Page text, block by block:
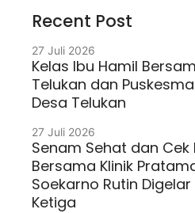
Recent Post
27 Juli 2026
Kelas Ibu Hamil
Telukan dan
Desa Telukan
27 Juli 2026
Senam Sehat dan
Bersama Klinik
Soekarno Rutin
Ketiga